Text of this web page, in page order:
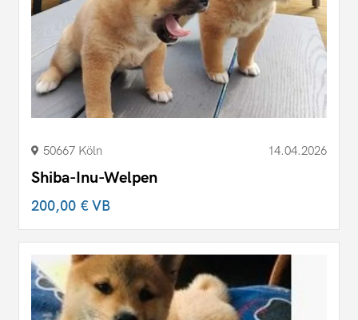
50667 Köln 14.04.2026
Shiba-Inu-Welpen
200,00 €VB